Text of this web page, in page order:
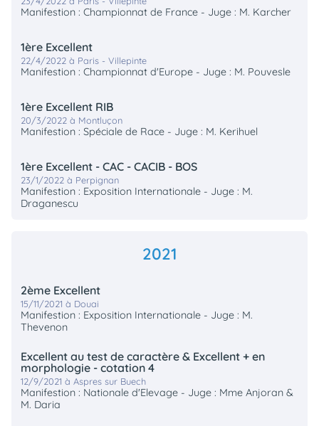
Manifestion : Championnat de France - Juge : M. Karcher
1ère Excellent
22/4/2022 à Paris - Villepinte
Manifestion : Championnat d'Europe - Juge : M. Pouvesle
1ère Excellent RIB
20/3/2022 à Montluçon
Manifestion : Spéciale de Race - Juge : M. Kerihuel
1ère Excellent - CAC - CACIB - BOS
23/1/2022 à Perpignan
Manifestion : Exposition Internationale - Juge : M.
Draganescu
2021
2ème Excellent
15/11/2021 à Douai
Manifestion : Exposition Internationale - Juge : M.
Thevenon
Excellent au test de caractère & Excellent + en
morphologie - cotation 4
12/9/2021 à Aspres sur Buech
Manifestion : Nationale d'Elevage - Juge : Mme Anjoran &
M. Daria